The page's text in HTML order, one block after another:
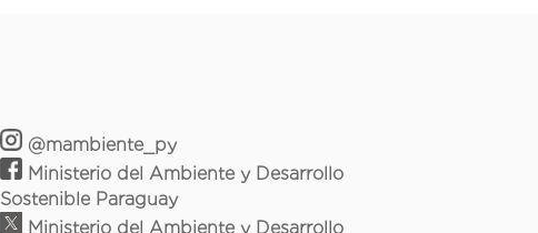
@mambiente_py
Ministerio del Ambiente y Desarrollo
Sostenible Paraguay
Ministerio del Ambiente y Desarrollo